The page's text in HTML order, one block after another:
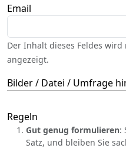
Email
Der Inhalt dieses Feldes
angezeigt.
Bilder / Datei / Umfrage
Regeln
Gut genug formulieren:
Satz, und bleiben Sie